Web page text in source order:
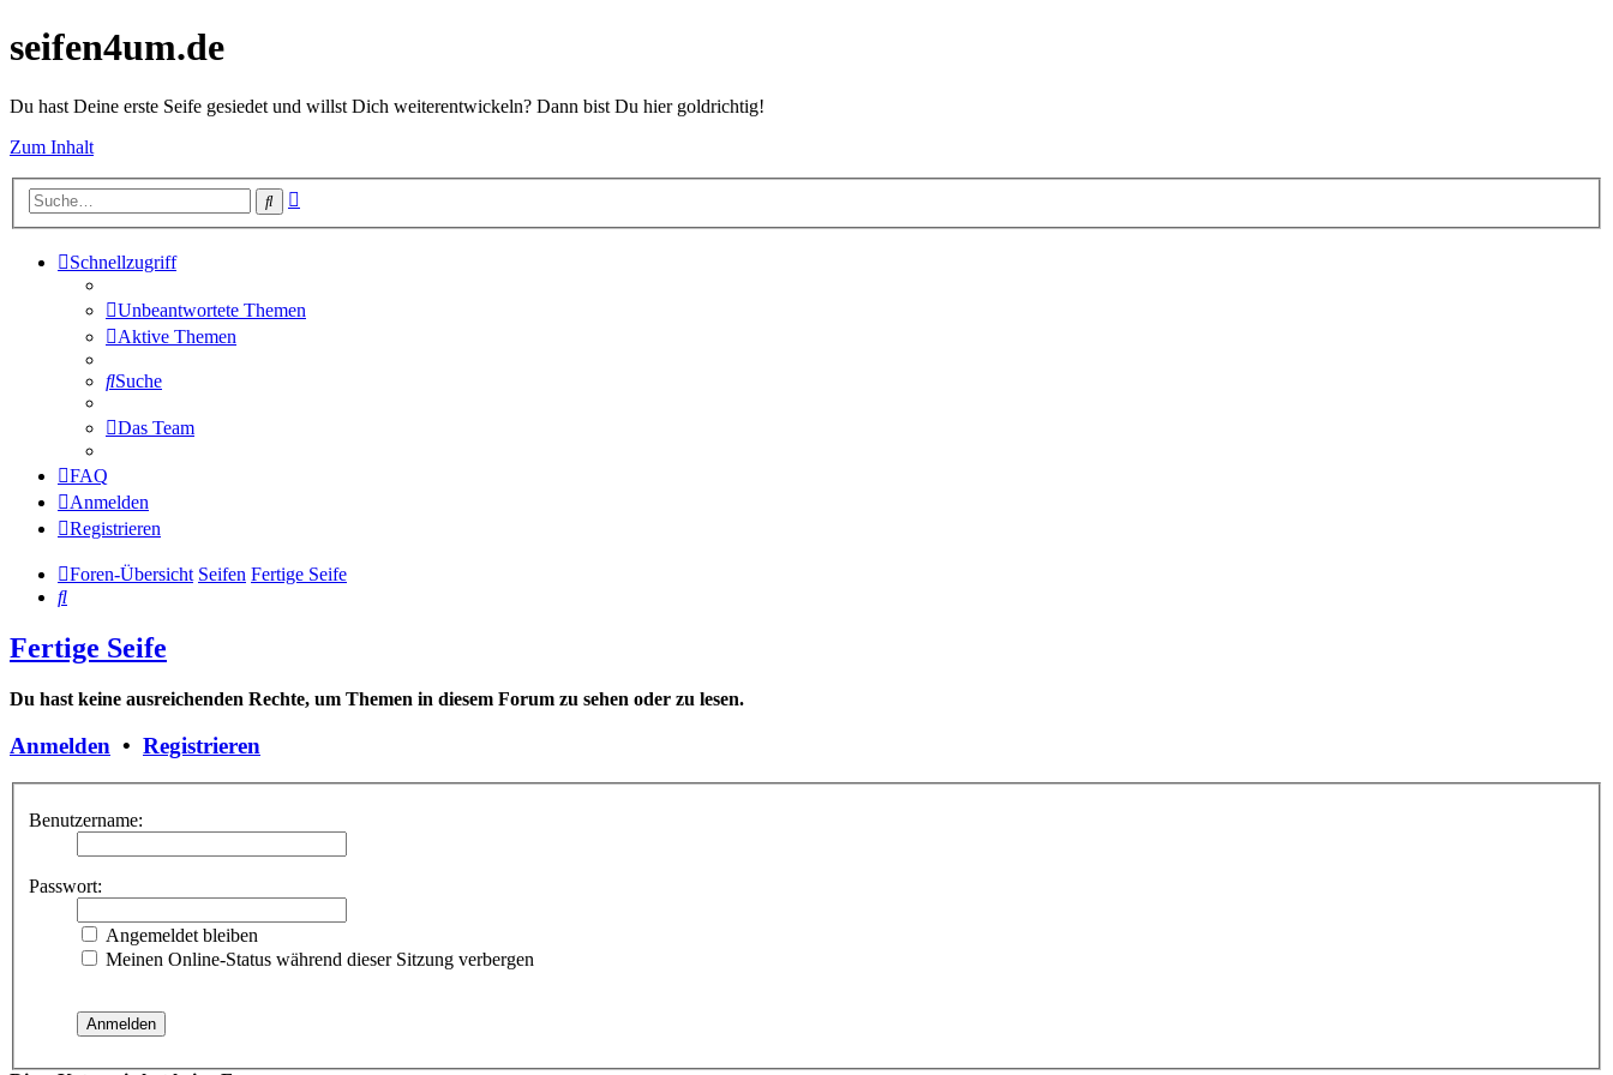
seifen4um.de
Du hast Deine erste Seife gesiedet und willst Dich weiterentwickeln? Dann bist Du hier goldrichtig!
Zum Inhalt
Suche
Schnellzugriff
Unbeantwortete Themen
Aktive Themen
Suche
Das Team
FAQ
Anmelden
Registrieren
Foren-Übersicht Seifen Fertige Seife
Suche
Fertige Seife
Du hast keine ausreichenden Rechte, um Themen in diesem Forum zu sehen oder zu lesen.
Anmelden • Registrieren
Benutzername:
Passwort:
Angemeldet bleiben
Meinen Online-Status während dieser Sitzung verbergen